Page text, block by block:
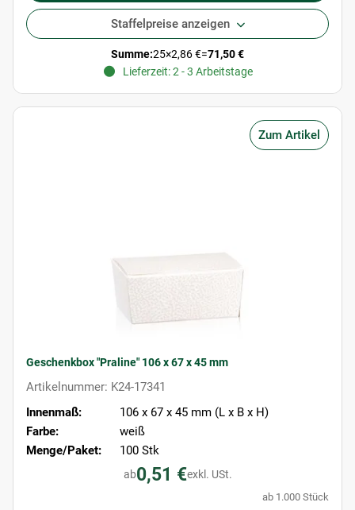
Staffelpreise anzeigen
Summe:25×2,86 €=71,50 €
Lieferzeit: 2 - 3 Arbeitstage
Zum Artikel
Geschenkbox "Praline" 106 x 67 x 45 mm
Artikelnummer: K24-17341
Innenmaß:
106 x 67 x 45 mm (L x B x H)
Farbe:
weiß
Menge/Paket:
100 Stk
ab0,51 €exkl. USt.
ab 1.000 Stück